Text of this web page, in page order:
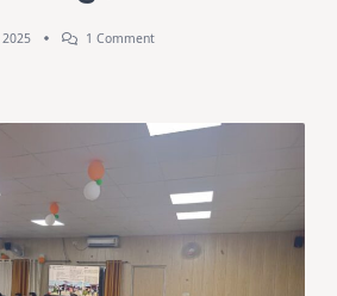
1 CommentOn
निर्देशन
में
विकास